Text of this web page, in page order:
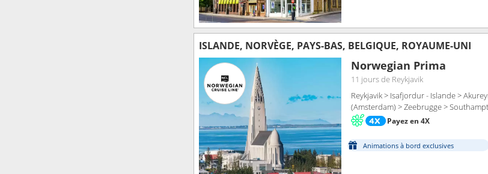
ISLANDE, NORVÈGE, PAYS-BAS, BELGIQUE, ROYAUME-UNI
Norwegian Prima
11 joursde Reykjavik
Reykjavik > Isafjordur - Islande >
(Amsterdam) > Zeebrugge >
Payez en 4X
Animations à bord exclusives